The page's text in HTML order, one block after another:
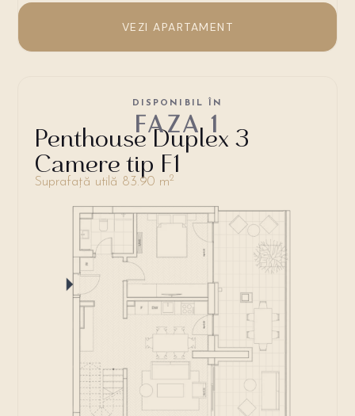
VEZI APARTAMENT
Penthouse Duplex 3
Camere tip F1
Suprafață utilă 83.90 m2
DISPONIBIL ÎN
FAZA 1